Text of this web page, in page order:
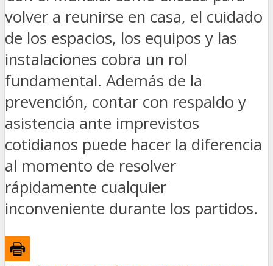
volver a reunirse en casa, el cuidado
de los espacios, los equipos y las
instalaciones cobra un rol
fundamental. Además de la
prevención, contar con respaldo y
asistencia ante imprevistos
cotidianos puede hacer la diferencia
al momento de resolver
rápidamente cualquier
inconveniente durante los partidos.